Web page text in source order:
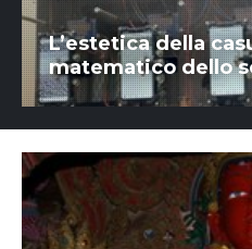
L’estetica della
matematico dello